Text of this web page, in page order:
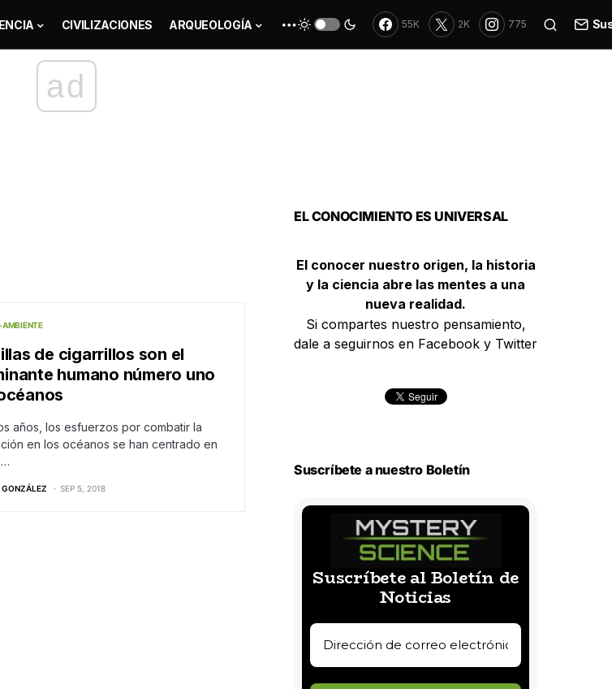
CIVILIZACIONES ARQUEOLOGÍA 55K 2K 775
ad
de cigarrillos son el
humano número uno
años, los esfuerzos por combatir la
en los océanos se han centrado en
GONZÁLEZ SEP 5, 2018
EL CONOCIMIENTO ES UNIVERSAL
El conocer nuestro origen, la historia
y la ciencia abre las mentes a una
nueva realidad.
Si compartes nuestro pensamiento,
dale a seguirnos en Facebook y Twitter
Suscríbete a nuestro Boletín
Suscríbete al Boletín de
Noticias